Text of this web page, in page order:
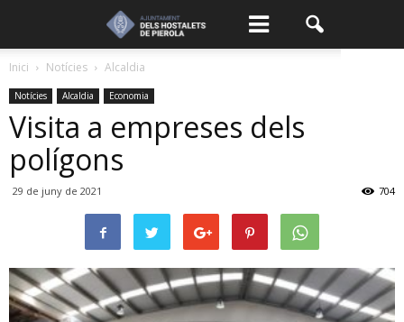
Inici Notícies Alcaldia
Notícies Alcaldia Economia
Visita a empreses dels
polígons
29 de juny de 2021 704